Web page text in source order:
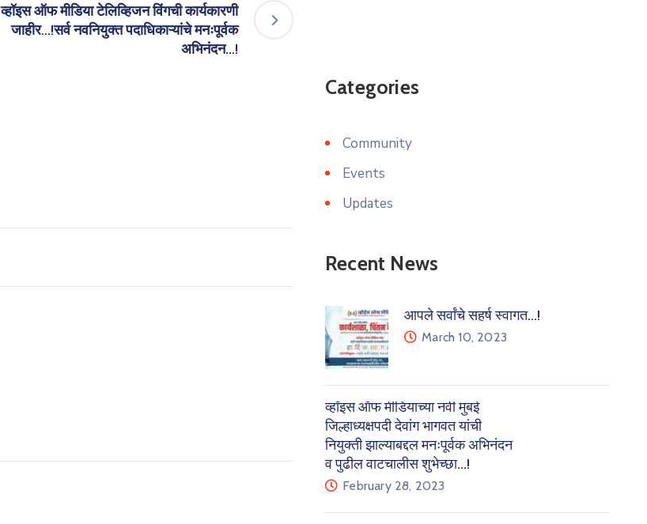
व्हॉइस ऑफ मीडिया टेलिव्हिजन विंगची कार्यकारणी
जाहीर…!सर्व नवनियुक्त पदाधिकाऱ्यांचे मनःपूर्वक
अभिनंदन…!
Categories
Community
Events
Updates
Recent News
आपले सर्वांचे सहर्ष स्वागत…!
March 10, 2023
व्हॉइस ऑफ मीडियाच्या नवी मुंबई
जिल्हाध्यक्षपदी देवांग भागवत यांची
नियुक्ती झाल्याबद्दल मनःपूर्वक अभिनंदन
व पुढील वाटचालीस शुभेच्छा…!
February 28, 2023